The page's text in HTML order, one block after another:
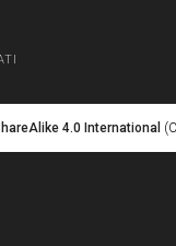
4.0 International